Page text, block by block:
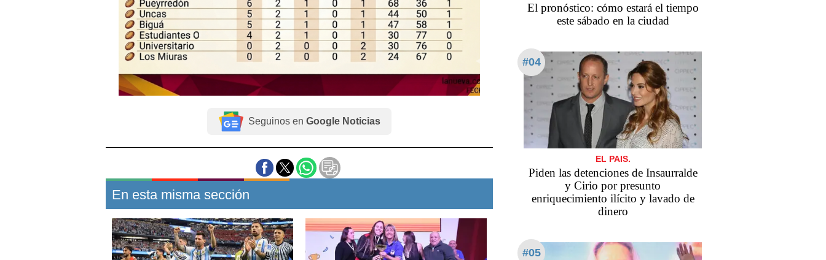
Seguinos en Google Noticias
En esta misma sección
El pronóstico: cómo estará el tiempo
este sábado en la ciudad
#04
EL PAIS.
Piden las detenciones de Insaurralde
y Cirio por presunto
enriquecimiento ilícito y lavado de
dinero
#05